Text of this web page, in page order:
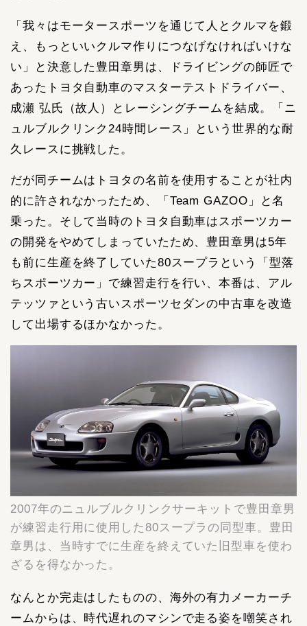
「我々はモータースポーツを通じて人とクルマを鍛
え、もっといいクルマ作りにつなげなければいけな
い」と決意した豊田章男は、ドライビングの師匠で
あったトヨタ自動車のマスターテストドライバー、
成瀬 弘氏（故人）とレーシングチームを結成。「ニ
ュルブルクリンク24時間レース」という世界的な耐
久レースに挑戦した。
だが同チームはトヨタの名前を使用することが社内
的に許されなかったため、「Team GAZOO」と名
乗った。そして当時のトヨタ自動車はスポーツカー
の開発をやめてしまっていたため、豊田章男は5年
も前に生産を終了していた80スープラという「型落
ちスポーツカー」で練習走行を行い、本番は、アル
テッツァという古いスポーツセダンの中古車を改造
して出場するほかなかった。
2007年のニュルブルクリンクサーキットで豊田章男
が練習走行用に使用した80スープラの同型車。豊田
章男は、当時すでに生産を終えていた旧型車を使わ
ざるを得なかった。
なんとか完走はしたものの、海外の有力メーカーチ
ームからは、時代遅れのマシンで走る姿を嘲笑され